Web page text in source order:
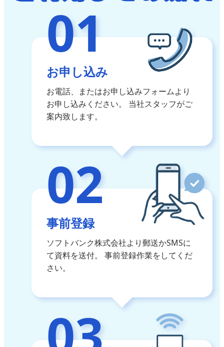
01
お申し込み
お電話、またはお申し込みフォームより
お申し込みください。
当社スタッフがご
案内致します。
02
事前登録
ソフトバンク株式会社より郵送かSMSに
て資料を送付。
事前登録作業をしてくだ
さい。